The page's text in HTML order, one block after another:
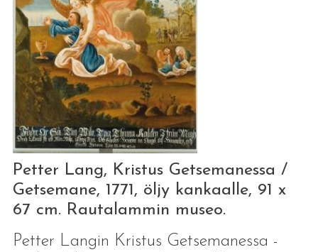
Petter Lang, Kristus Getsemanessa /
Getsemane, 1771, öljy kankaalle, 91 x
67 cm. Rautalammin museo.
Petter Langin Kristus Getsemanessa -